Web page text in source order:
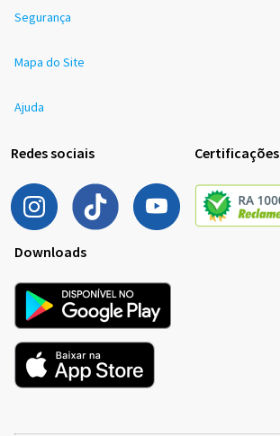
Segurança
Mapa do Site
Ajuda
Redes sociais Certificações
Downloads